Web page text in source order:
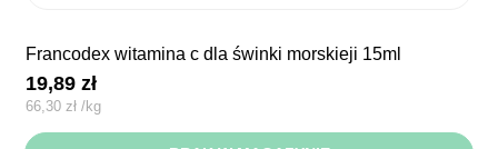
francodex witamina c dla świnki morskieji 15ml
19,89zł
66,30zł /kg